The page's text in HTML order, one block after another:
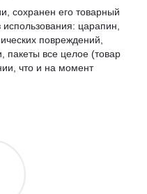
сохранен его товарный
царапин,
повреждений,
пакеты все целое (товар
что и на момент